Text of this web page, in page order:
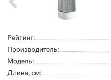
Рейтинг:
Производитель:
Модель:
Длина, см: